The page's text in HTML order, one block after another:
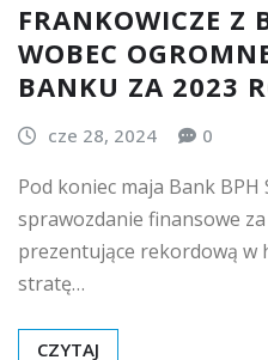
FRANKOWICZE Z
WOBEC
BANKU ZA 2023
cze 28, 2024 0
Pod koniec maja Bank BPH
sprawozdanie finansowe
prezentujące rekordową
stratę…
CZYTAJ